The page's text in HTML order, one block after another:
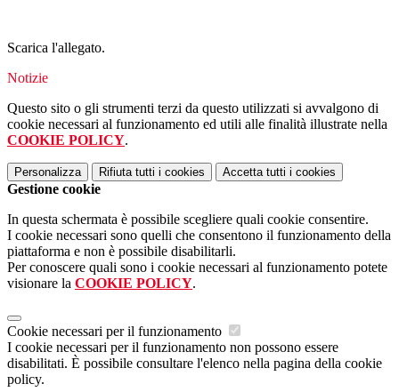
Scarica l'allegato.
Notizie
Questo sito o gli strumenti terzi da questo utilizzati si avvalgono di
cookie necessari al funzionamento ed utili alle finalità illustrate nella
COOKIE POLICY.
Personalizza Rifiuta tutti i cookies Accetta tutti i cookies
Gestione cookie
In questa schermata è possibile scegliere quali cookie consentire.
I cookie necessari sono quelli che consentono il funzionamento della
piattaforma e non è possibile disabilitarli.
Per conoscere quali sono i cookie necessari al funzionamento potete
visionare la COOKIE POLICY.
Cookie necessari per il funzionamento
I cookie necessari per il funzionamento non possono essere
disabilitati. È possibile consultare l'elenco nella pagina della cookie
policy.